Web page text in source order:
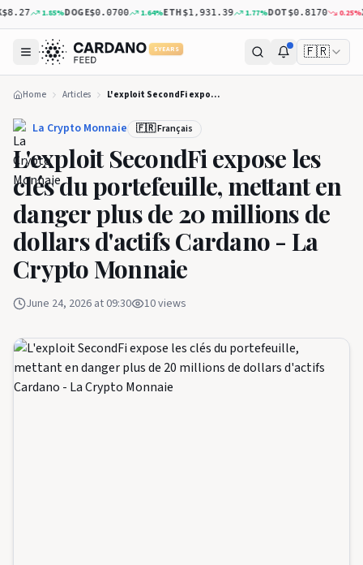
1.85%DOGE$0.0700 1.64%ETH$1,931.39 1.77%DOT$0.8170 0.25%XRP
5 YEARS 🇫🇷
Home Articles L'exploit SecondFi expose les clés du portefeuille, mettant en danger plus de 20 millions de dollars d'actifs Cardano - La Crypto Monnaie
La Crypto Monnaie 🇫🇷 Français
L'exploit SecondFi expose les
clés du portefeuille, mettant en
danger plus de 20 millions de
dollars d'actifs Cardano - La
Crypto Monnaie
June 24, 2026 at 09:30 10views